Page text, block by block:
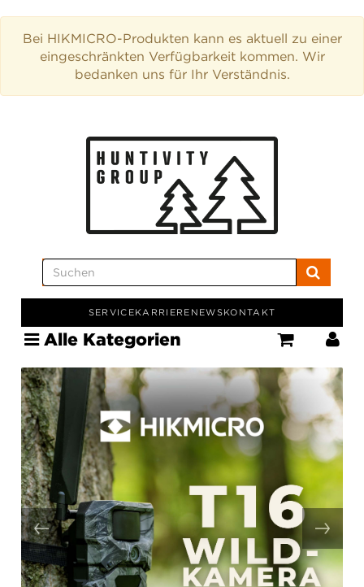
Bei HIKMICRO-Produkten kann es aktuell zu einer
eingeschränkten Verfügbarkeit kommen. Wir
bedanken uns für Ihr Verständnis.
SERVICEKARRIERE NEWSKONTAKT
Alle Kategorien